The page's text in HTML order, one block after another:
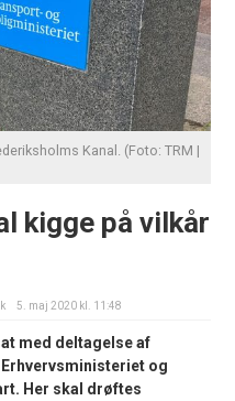
Kanal. (Foto: TRM |
kigge på vilkår
5. maj 2020 kl. 11:48
med deltagelse af
og
Her skal drøftes